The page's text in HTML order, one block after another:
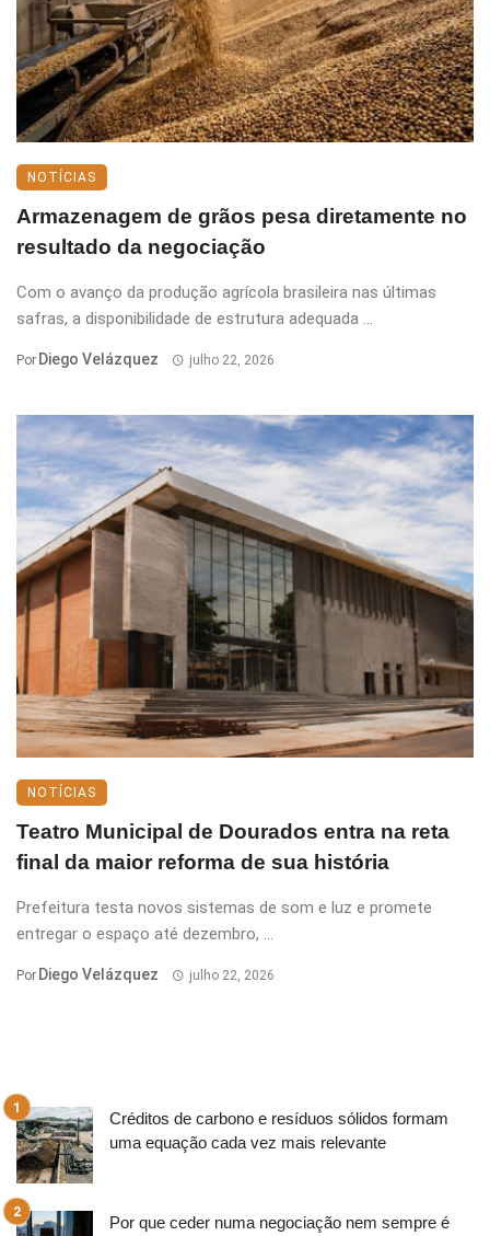
NOTÍCIAS
Armazenagem de grãos pesa diretamente no
resultado da negociação
Com o avanço da produção agrícola brasileira nas últimas
safras, a disponibilidade de estrutura adequada ...
Por Diego Velázquez julho 22, 2026
NOTÍCIAS
Teatro Municipal de Dourados entra na reta
final da maior reforma de sua história
Prefeitura testa novos sistemas de som e luz e promete
entregar o espaço até dezembro, ...
Por Diego Velázquez julho 22, 2026
Créditos de carbono e resíduos sólidos formam
uma equação cada vez mais relevante
Por que ceder numa negociação nem sempre é